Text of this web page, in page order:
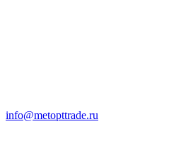
info@metopttrade.ru